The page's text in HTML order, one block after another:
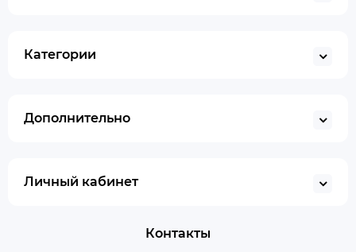
Категории
Дополнительно
Личный кабинет
Контакты